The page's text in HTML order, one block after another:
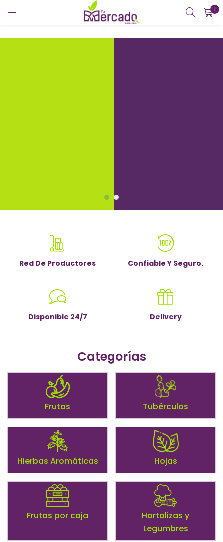
1
INICIAR SESIÓN REGISTRARSE
Red De Productores Confiable Y Seguro.
Disponible 24/7 Delivery
Categorías
Frutas Tubérculos
Hierbas Aromáticas Hojas
Frutas por caja
Hortalizas y
Legumbres